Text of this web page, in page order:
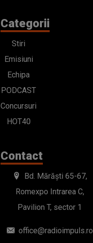
Categorii
Stiri
Emisiuni
Echipa
PODCAST
Concursuri
HOT40
Contact
Bd. Mărăști 65-67,
Romexpo Intrarea C,
Pavilion T, sector 1
office@radioimpuls.ro